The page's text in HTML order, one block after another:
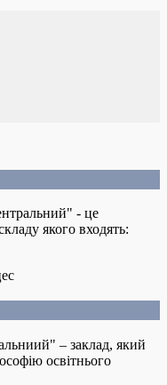
- це
якого входять:
– заклад, який
освітнього